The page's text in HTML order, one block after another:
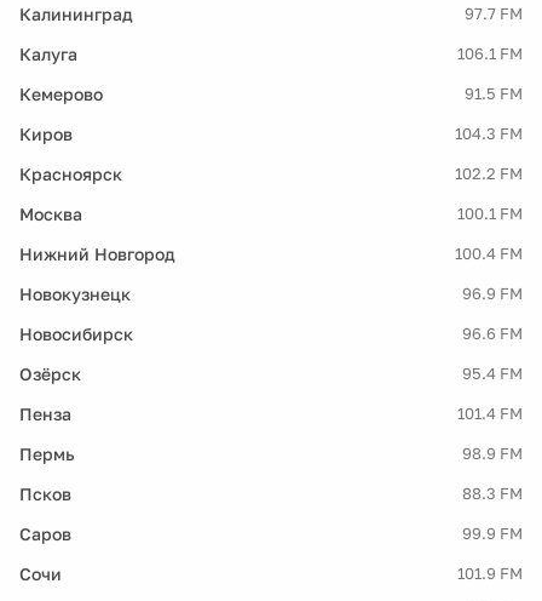
Калининград 97.7 FM
Калуга 106.1 FM
Кемерово 91.5 FM
Киров 104.3 FM
Красноярск 102.2 FM
Москва 100.1 FM
Нижний Новгород 100.4 FM
Новокузнецк 96.9 FM
Новосибирск 96.6 FM
Озёрск 95.4 FM
Пенза 101.4 FM
Пермь 98.9 FM
Псков 88.3 FM
Саров 99.9 FM
Сочи 101.9 FM